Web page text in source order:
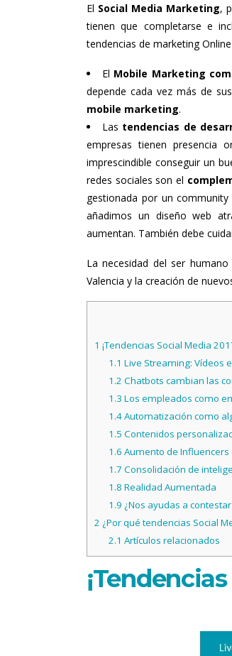
El Social Media Marketing,
tienen que completarse e
tendencias de marketing Online
El Mobile Marketing
depende cada vez más de
mobile marketing.
Las tendencias de
empresas tienen presencia
imprescindible conseguir un
redes sociales son el
gestionada por un
añadimos un diseño web
aumentan. También debe
La necesidad del ser
Valencia y la creación de
1 ¡Tendencias Social Media
1.1 Live Streaming: Vídeos
1.2 Chatbots cambian las
1.3 Los empleados como
1.4Automatización como
1.5 Contenidos
1.6 Aumento de Influencers
1.7 Consolidación de
1.8 Realidad Aumentada
1.9 ¿Nos ayudas a
2 ¿Por qué tendencias Social
2.1 Artículos relacionados